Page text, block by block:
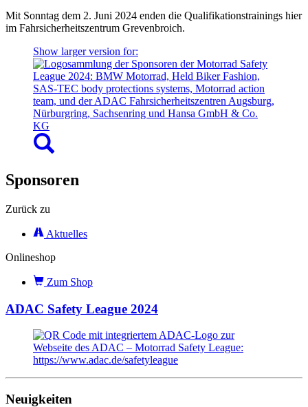
Mit Sonntag dem 2. Juni 2024 enden die Qualifikationstrainings hier
im Fahrsicherheitszentrum Grevenbroich.
Show larger version for:
Sponsoren
Zurück zu
Aktuelles
Onlineshop
Zum Shop
ADAC Safety League 2024
Neuigkeiten